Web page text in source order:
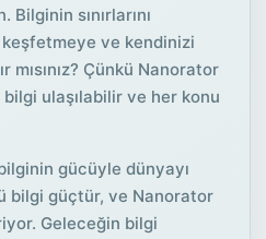
sınırlarını
ve kendinizi
Çünkü Nanorator
ulaşılabilir ve her konu
gücüyle dünyayı
bilgi güçtür, ve Nanorator
Geleceğin bilgi